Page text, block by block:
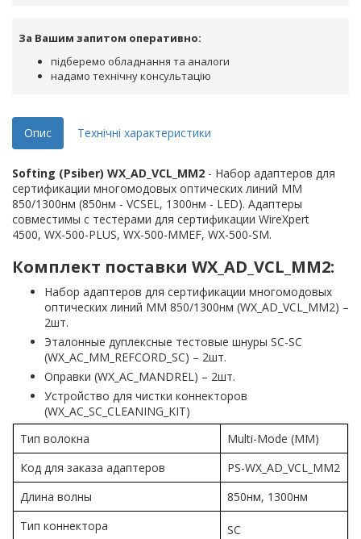
За Вашим запитом оперативно:
підберемо обладнання та аналоги
надамо технічну консультацію
Опис Технічні характеристики
Softing (Psiber) WX_AD_VCL_MM2 - Набор адаптеров для
сертификации многомодовых оптических линий MM
850/1300нм (850нм - VCSEL, 1300нм - LED). Адаптеры
совместимы с тестерами для сертификации WireXpert
4500, WX-500-PLUS, WX-500-MMEF, WX-500-SM.
Комплект поставки WX_AD_VCL_MM2:
Набор адаптеров для сертификации многомодовых
оптических линий MM 850/1300нм (WX_AD_VCL_MM2) –
2шт.
Эталонные дуплексные тестовые шнуры SC-SC
(WX_AC_MM_REFCORD_SC) – 2шт.
Оправки (WX_AC_MANDREL) – 2шт.
Устройство для чистки коннекторов
(WX_AC_SC_CLEANING_KIT)
Тип волокна
Multi-Mode (MM)
Код для заказа адаптеров
PS-WX_AD_VCL_MM2
Длина волны
850нм, 1300нм
Тип коннектора
SC